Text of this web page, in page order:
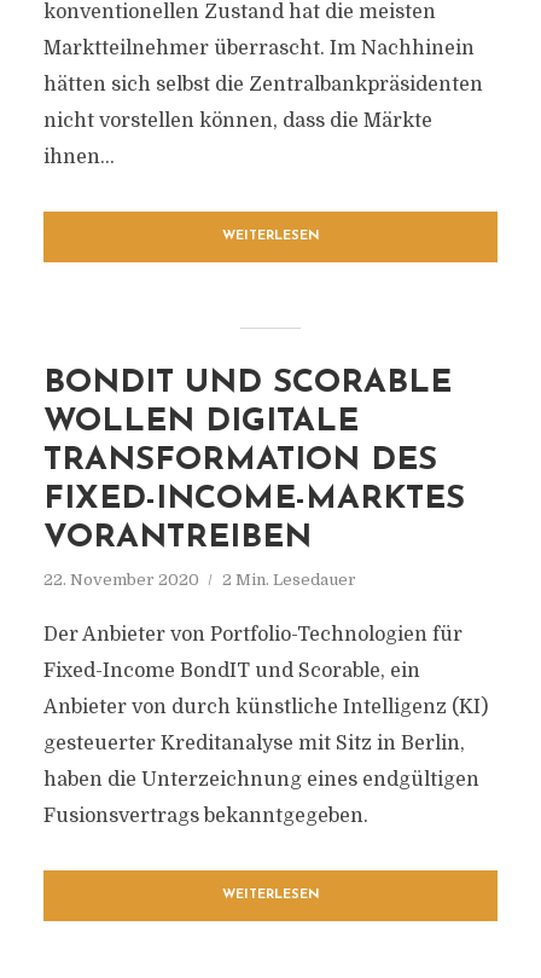
konventionellen Zustand hat die meisten
Marktteilnehmer überrascht. Im Nachhinein
hätten sich selbst die Zentralbankpräsidenten
nicht vorstellen können, dass die Märkte
ihnen...
WEITERLESEN
BONDIT UND SCORABLE
WOLLEN DIGITALE
TRANSFORMATION DES
FIXED-INCOME-MARKTES
VORANTREIBEN
22. November 2020 2 Min. Lesedauer
Der Anbieter von Portfolio-Technologien für
Fixed-Income BondIT und Scorable, ein
Anbieter von durch künstliche Intelligenz (KI)
gesteuerter Kreditanalyse mit Sitz in Berlin,
haben die Unterzeichnung eines endgültigen
Fusionsvertrags bekanntgegeben.
WEITERLESEN